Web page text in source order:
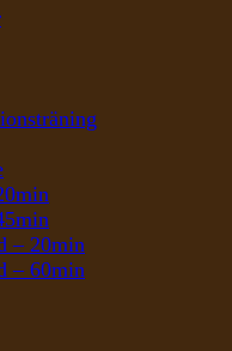
– 20min
– 60min